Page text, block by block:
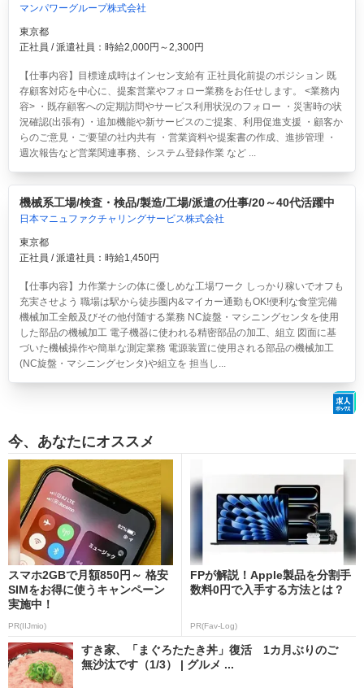
マンパワーグループ株式会社
東京都
正社員 / 派遣社員：時給2,000円～2,300円
【仕事内容】目標達成時はインセン支給有 正社員化前提のポジション 既
存顧客対応を中心に、提案営業やフォロー業務をお任せします。 <業務内
容> ・既存顧客への定期訪問やサービス利用状況のフォロー ・災害時の状
況確認(出張有) ・追加機能や新サービスのご提案、利用促進支援 ・顧客か
らのご意見・ご要望の社内共有 ・営業資料や提案書の作成、進捗管理 ・
週次報告など営業関連事務、システム登録作業 など ...
機械系工場/検査・検品/製造/工場/派遣の仕事/20～40代活躍中
日本マニュファクチャリングサービス株式会社
東京都
正社員 / 派遣社員：時給1,450円
【仕事内容】力作業ナシの体に優しめな工場ワーク しっかり稼いでオフも
充実させよう 職場は駅から徒歩圏内&マイカー通勤もOK!便利な食堂完備
機械加工全般及びその他付随する業務 NC旋盤・マシニングセンタを使用
した部品の機械加工 電子機器に使われる精密部品の加工、組立 図面に基
づいた機械操作や簡単な測定業務 電源装置に使用される部品の機械加工
(NC旋盤・マシニングセンタ)や組立を 担当し...
今、あなたにオススメ
スマホ2GBで月額850円～ 格安
SIMをお得に使うキャンペーン
実施中！
PR(IIJmio)
FPが解説！Apple製品を分割手
数料0円で入手する方法とは？
PR(Fav-Log)
すき家、「まぐろたたき丼」復活 1カ月ぶりのご
無沙汰です（1/3） | グルメ ...